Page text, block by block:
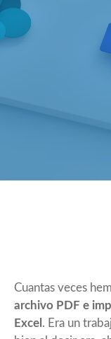
Cuantas veces
archivo PDF e
Excel . Era un